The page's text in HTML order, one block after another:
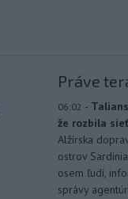
Práve
06:02 -
že rozbila
Alžírska
ostrov
osem ľudí,
správy